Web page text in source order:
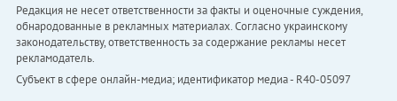
Редакция не несет ответственности за факты и оценочные суждения,
обнародованные в рекламных материалах. Согласно украинскому
законодательству, ответственность за содержание рекламы несет
рекламодатель.
Субъект в сфере онлайн-медиа; идентификатор медиа - R40-05097